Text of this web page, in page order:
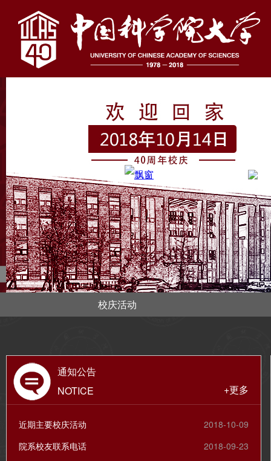
校庆活动
通知公告
NOTICE
+更多
2018-10-09
近期主要校庆活动
2018-09-23
院系校友联系电话